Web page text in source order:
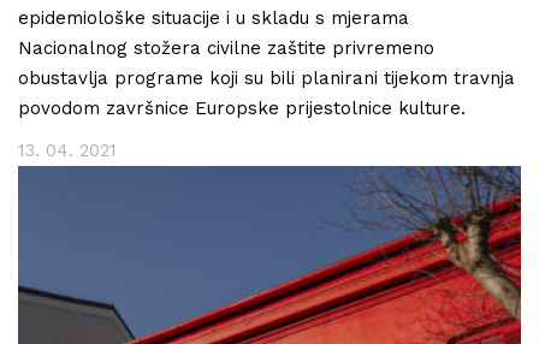
epidemiološke situacije i u skladu s mjerama
Nacionalnog stožera civilne zaštite privremeno
obustavlja programe koji su bili planirani tijekom travnja
povodom završnice Europske prijestolnice kulture.
13. 04. 2021